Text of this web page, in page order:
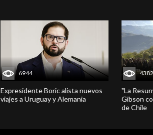
6944
Expresidente Boric alista nuevos
viajes a Uruguay y Alemania
4382
"La
Gibson
de Chile